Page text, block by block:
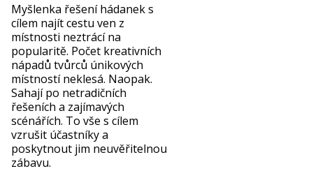
Myšlenka řešení hádanek s
cílem najít cestu ven z
místnosti neztrácí na
popularitě. Počet kreativních
nápadů tvůrců únikových
místností neklesá. Naopak.
Sahají po netradičních
řešeních a zajímavých
scénářích. To vše s cílem
vzrušit účastníky a
poskytnout jim neuvěřitelnou
zábavu.